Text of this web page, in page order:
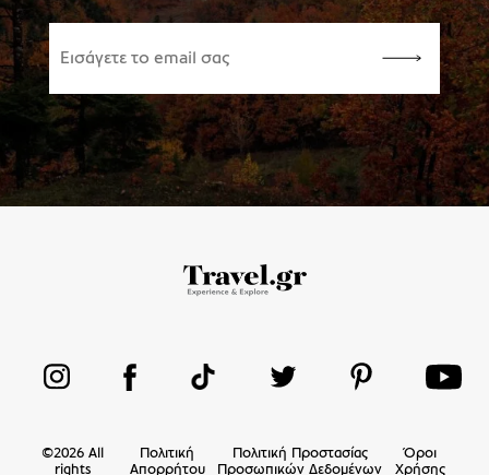
©2026 All
rights
Πολιτική
Απορρήτου
Πολιτική Προστασίας
Προσωπικών Δεδομένων
Όροι
Χρήσης